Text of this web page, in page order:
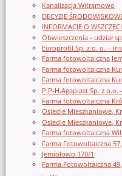
Kanalizacja Witramowo
DECYZJE
INFORMACJE O
Obwieszczenia - udział
Europrofil Sp. z o. o. –
Farma fotowoltaiczna
Farma fotowoltaiczna
Farma fotowoltaiczna
P.P-H.Agaplast Sp. z
Farma fotowoltaiczna
Osiedle Mieszkaniowe,
Osiedle Mieszkaniowe,
Farma fotowoltaiczna
Farma Fotowoltaiczna
Jemiołowo 170/1
Farma Fotowoltaiczna